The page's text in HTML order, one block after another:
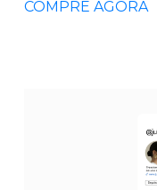
COMPRE AGORA